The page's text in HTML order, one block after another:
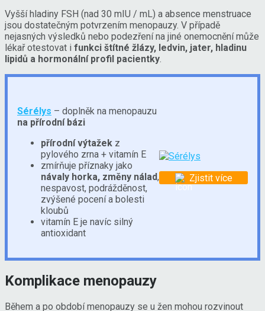
Vyšší hladiny FSH (nad 30 mIU / mL) a absence menstruace
jsou dostatečným potvrzením menopauzy. V případě
nejasných výsledků nebo podezření na jiné onemocnění může
lékař otestovat i funkci štítné žlázy, ledvin, jater, hladinu
lipidů a hormonální profil pacientky.
Sérélys – doplněk na menopauzu
na přírodní bázi
přírodní výtažek z
pylového zrna + vitamín E
zmírňuje příznaky jako
návaly horka, změny nálad,
nespavost, podrážděnost,
zvýšené pocení a bolesti
kloubů
vitamín E je navíc silný
antioxidant
Zjistit více
Komplikace menopauzy
Během a po období menopauzy se u žen mohou rozvinout